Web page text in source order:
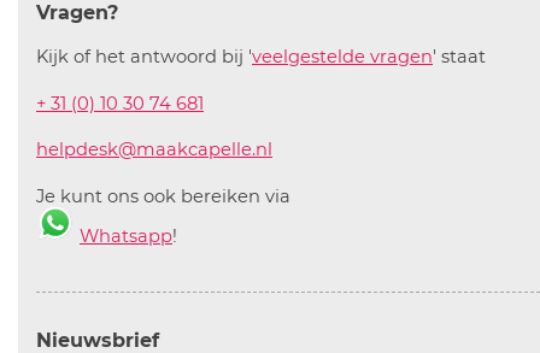
Vragen?
Kijk of het antwoord bij 'veelgestelde vragen' staat
+ 31 (0) 10 30 74 681
helpdesk@maakcapelle.nl
Je kunt ons ook bereiken via
Whatsapp!
Nieuwsbrief